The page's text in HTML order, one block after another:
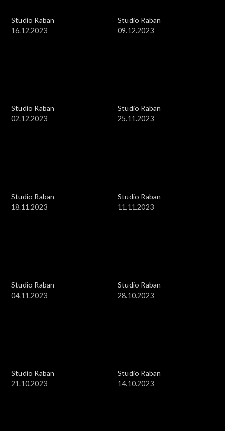
Studio Raban
16.12.2023
Studio Raban
09.12.2023
Studio Raban
02.12.2023
Studio Raban
25.11.2023
Studio Raban
18.11.2023
Studio Raban
11.11.2023
Studio Raban
04.11.2023
Studio Raban
28.10.2023
Studio Raban
21.10.2023
Studio Raban
14.10.2023